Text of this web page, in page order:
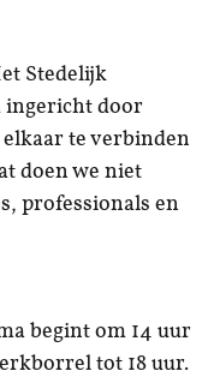
Stedelijk
ingericht door
elkaar te verbinden
doen we niet
professionals en
begint om 14 uur
tot 18 uur.